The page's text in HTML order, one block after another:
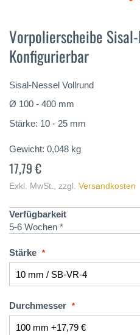
der
Bildergalerie
springen
Vorpolierscheibe
Konfigurierbar
Sisal-Nessel Vollrund
Ø 100 - 400 mm
Stärke: 10 - 25 mm
Gewicht: 0,048 kg
17,79 €
Exkl. MwSt. zzgl. Versandkosten
Verfügbarkeit
5-6 Wochen *
Stärke
Durchmesser